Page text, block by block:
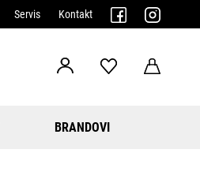
Servis Kontakt
BRANDOVI